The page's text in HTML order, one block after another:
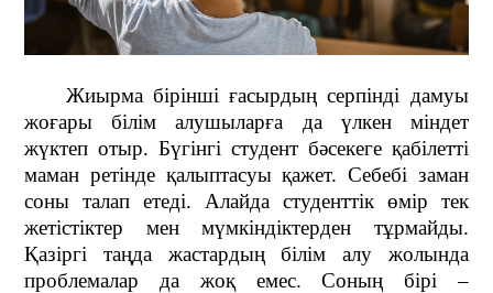
Жиырма бірінші ғасырдың серпінді дамуы
жоғары білім алушыларға да үлкен міндет
жүктеп отыр. Бүгінгі студент бәсекеге қабілетті
маман ретінде қалыптасуы қажет. Себебі заман
соны талап етеді. Алайда студенттік өмір тек
жетістіктер мен мүмкіндіктерден тұрмайды.
Қазіргі таңда жастардың білім алу жолында
проблемалар да жоқ емес. Соның бірі –